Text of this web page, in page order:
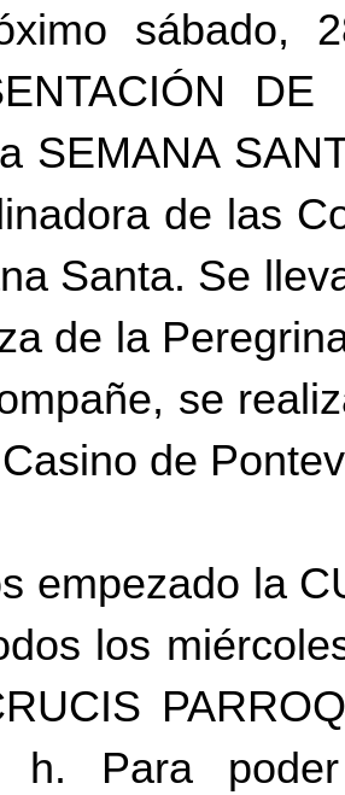
sábado,
SEMANA
de las
Santa. Se
de la
se
de
empezado la
los
h. Para